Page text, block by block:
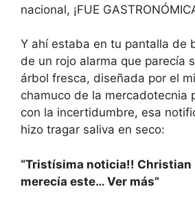
nacional, ¡FUE
Y ahí estaba en tu pantalla de
de un rojo alarma que parecía
árbol fresca, diseñada por el
chamuco de la mercadotecnia
con la incertidumbre, esa
hizo tragar saliva en seco:
“Tristísima noticia!! Christian
merecía este… Ver más”